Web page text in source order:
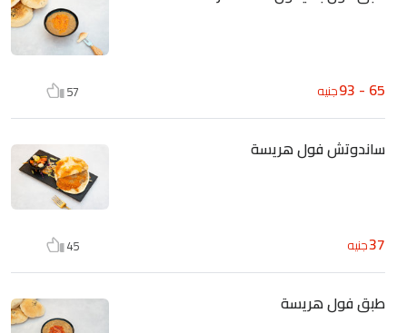
65 - 93 جنيه 57
ساندوتش فول هريسة
37جنيه 45
طبق فول هريسة